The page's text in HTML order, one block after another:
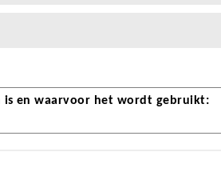
en waarvoor het wordt gebruikt: